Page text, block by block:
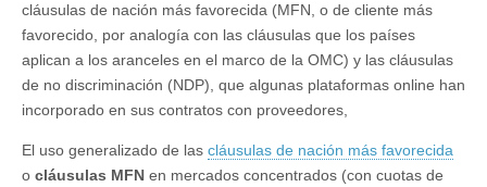
cláusulas de nación más favorecida (MFN, o de cliente más
favorecido, por analogía con las cláusulas que los países
aplican a los aranceles en el marco de la OMC) y las cláusulas
de no discriminación (NDP), que algunas plataformas online han
incorporado en sus contratos con proveedores,
El uso generalizado de las cláusulas de nación más favorecida
o cláusulas MFN en mercados concentrados (con cuotas de